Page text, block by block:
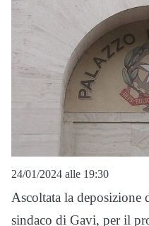
24/01/2024 alle 19:30
Ascoltata la deposizione
sindaco di Gavi, per il